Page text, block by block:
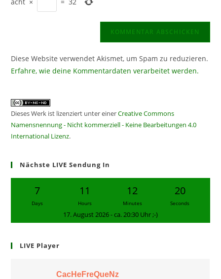
Diese Website verwendet Akismet, um Spam zu reduzieren.
Erfahre, wie deine Kommentardaten verarbeitet werden.
Dieses Werk ist lizenziert unter einerCreative Commons
Namensnennung - Nicht kommerziell - Keine Bearbeitungen 4.0
International Lizenz.
Nächste LIVE Sendung In
7
Days
11
Hours
12
Minutes
19
Seconds
17. August 2026 - ca. 20:30 Uhr ;-)
LIVE Player